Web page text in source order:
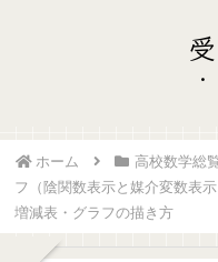
ホーム 高校数学総
フ（陰関数表示と媒介変数表示
増減表・グラフの描き方